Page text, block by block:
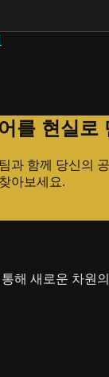
를 현실로
과 함께 당신의
아보세요.
해 새로운 차원